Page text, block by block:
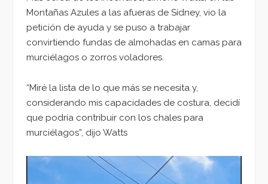
Montañas Azules a las afueras de Sídney, vio la
petición de ayuda y se puso a trabajar
convirtiendo fundas de almohadas en camas para
murciélagos o zorros voladores.
“Miré la lista de lo que más se necesita y,
considerando mis capacidades de costura, decidí
que podría contribuir con los chales para
murciélagos”, dijo Watts
Reproductor